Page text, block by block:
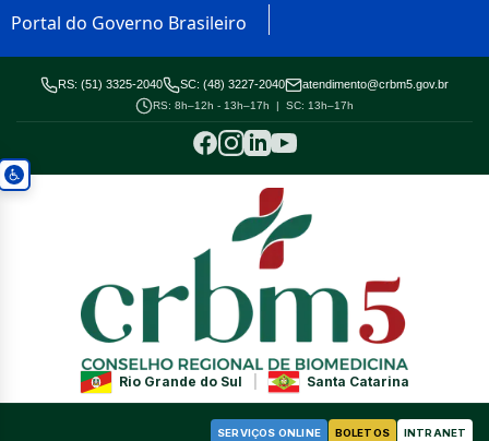
Portal do Governo Brasileiro
RS: (51) 3325-2040 SC: (48) 3227-2040 atendimento@crbm5.gov.br
RS: 8h–12h - 13h–17h | SC: 13h–17h
Rio Grande do Sul Santa Catarina
SERVIÇOS ONLINE BOLETOS INTRANET